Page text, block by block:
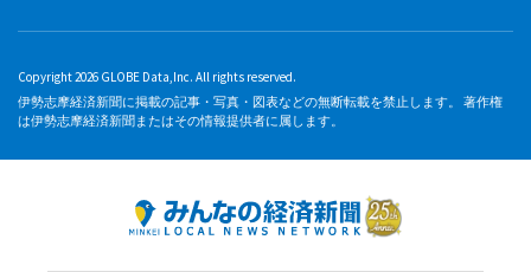
Copyright 2026 GLOBE Data,Inc. All rights reserved.
伊勢志摩経済新聞に掲載の記事・写真・図表などの無断転載を禁止します。 著作権
は伊勢志摩経済新聞またはその情報提供者に属します。